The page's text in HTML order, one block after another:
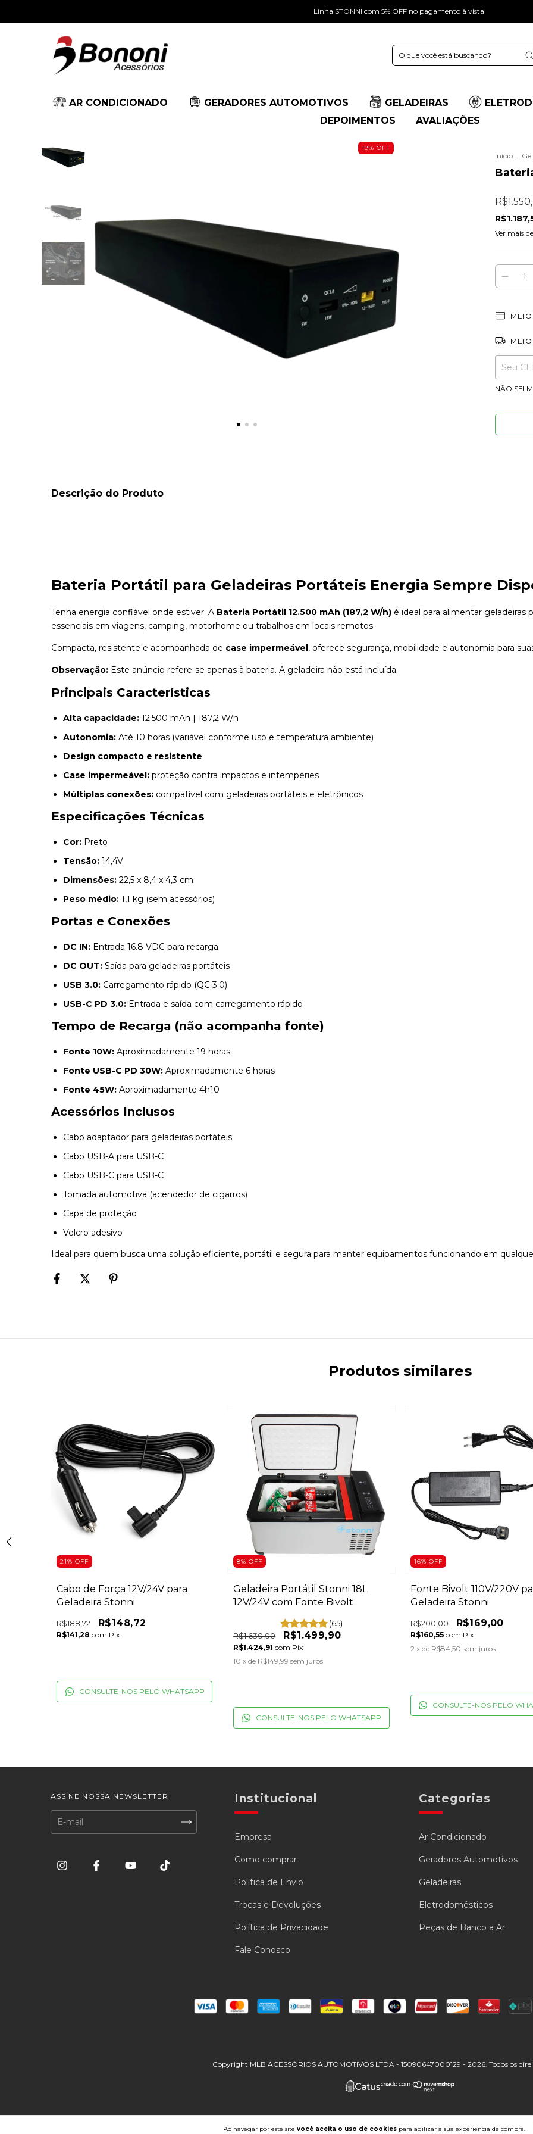
Linha STONNI com 5% OFF no pagamento à vista!
AR CONDICIONADO GERADORES AUTOMOTIVOS GELADEIRAS
DEPOIMENTOS
AVALIAÇÕES
Ao navegar por este site você aceita o uso de cookies para agilizar a sua experiência de compra.
19% OFF
Início .
Ver mais
Entregas
NÃO SEI
Descrição do Produto
Bateria Portátil para Geladeiras Portáteis Energia Sempre
Tenha energia confiável onde estiver. A Bateria Portátil 12.500 mAh (187,2 W/h) é ideal para alimentar geladeiras
essenciais em viagens, camping, motorhome ou trabalhos em locais remotos.
Compacta, resistente e acompanhada de case impermeável, oferece segurança, mobilidade e autonomia para
Observação: Este anúncio refere-se apenas à bateria. A geladeira não está incluída.
Principais Características
Alta capacidade: 12.500 mAh | 187,2 W/h
Autonomia: Até 10 horas (variável conforme uso e temperatura ambiente)
Design compacto e resistente
Case impermeável: proteção contra impactos e intempéries
Múltiplas conexões: compatível com geladeiras portáteis e eletrônicos
Especificações Técnicas
Cor: Preto
Tensão: 14,4V
Dimensões: 22,5 x 8,4 x 4,3 cm
Peso médio: 1,1 kg (sem acessórios)
Portas e Conexões
DC IN: Entrada 16.8 VDC para recarga
DC OUT: Saída para geladeiras portáteis
USB 3.0: Carregamento rápido (QC 3.0)
USB-C PD 3.0: Entrada e saída com carregamento rápido
Tempo de Recarga (não acompanha fonte)
Fonte 10W: Aproximadamente 19 horas
Fonte USB-C PD 30W: Aproximadamente 6 horas
Fonte 45W: Aproximadamente 4h10
Acessórios Inclusos
Cabo adaptador para geladeiras portáteis
Cabo USB-A para USB-C
Cabo USB-C para USB-C
Tomada automotiva (acendedor de cigarros)
Capa de proteção
Velcro adesivo
Ideal para quem busca uma solução eficiente, portátil e segura para manter equipamentos funcionando em
Produtos similares
21% OFF
Cabo de Força 12V/24V para
Geladeira Stonni
R$188,72 R$148,72
R$141,28 com Pix
CONSULTE-NOS PELO WHATSAPP
8%OFF
Geladeira Portátil Stonni 18L
12V/24V com Fonte Bivolt
(65)
R$1.630,00
R$1.499,90
R$1.424,91com Pix
10 x de R$149,99 sem juros
CONSULTE-NOS PELO WHATSAPP
16% OFF
Fonte Bivolt 110V/220V
Geladeira Stonni
R$200,00 R$169,00
R$160,55 com Pix
2 x de R$84,50 sem juros
CONSULTE-NOS PELO
ASSINE NOSSA NEWSLETTER Institucional
Empresa
Como comprar
Política de Envio
Trocas e Devoluções
Política de Privacidade
Fale Conosco
Categorias
Ar Condicionado
Geradores Automotivos
Geladeiras
Eletrodomésticos
Peças de Banco a Ar
Copyright MLB ACESSÓRIOS AUTOMOTIVOS LTDA - 15090647000129 - 2026. Todos os